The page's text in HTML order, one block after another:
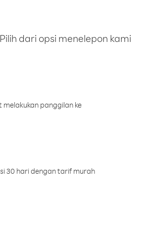
dari opsi menelepon kami
panggilan ke
30 hari dengan tarif murah